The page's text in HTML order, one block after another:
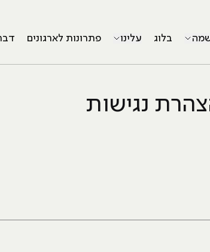
בלוג עלינו פתרונות לארגונים
נגישות